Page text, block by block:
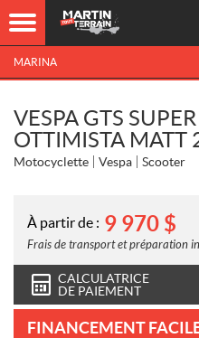
MARINA
VESPA GTS
OTTIMISTA MATT
Motocyclette Vespa Scooter
À partir de : 9 970 $
Frais de transport et préparation
CALCULATRICE
DE PAIEMENT
FINANCEMENT